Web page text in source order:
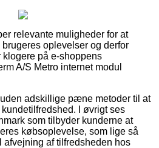
relevante muligheder for at
oplevelser og derfor
på e-shoppens
A/S Metro internet modul
adskillige pæne metoder til at
I øvrigt ses
som tilbyder kunderne at
købsoplevelse, som lige så
afvejning af tilfredsheden hos